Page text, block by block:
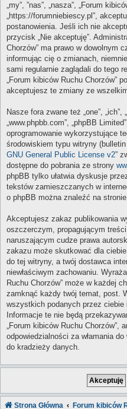
„my”, ”nas”, „nasza”, „Forum
„https://forumniebiescy.pl”,
postanowienia. Jeśli ich nie
przycisk „Nie akceptuję”.
Chorzów” ma prawo w dowolnym
informując cię o zmianach,
sami regularnie zaglądali do tego
„Forum kibiców Ruchu Chorzów”
akceptujesz te zmiany ze
Nasze fora zwane też „one”, „ich”,
„www.phpbb.com”, „phpBB
oprogramowanie wykorzystujące
środowiskiem typu witryny
GNU General Public License v2”
dostępne do pobrania ze strony
phpBB tylko ułatwia dyskusje
tekstów zamieszczanych w
o phpBB można znaleźć na stronie
Akceptujesz zakaz publikowania
oszczerczym, propagującym
naruszającym cudze prawa
zakazu może skutkować dla
do tej witryny, a twój dostawca
niewłaściwym zachowaniu.
Ruchu Chorzów” może w każdej
zamknąć każdy twój temat, post.
wszystkich podanych przez
Informacje te nie będą
„Forum kibiców Ruchu Chorzów”,
odpowiedzialności za włamania
do kradzieży danych.
Strona Główna Forum kibiców